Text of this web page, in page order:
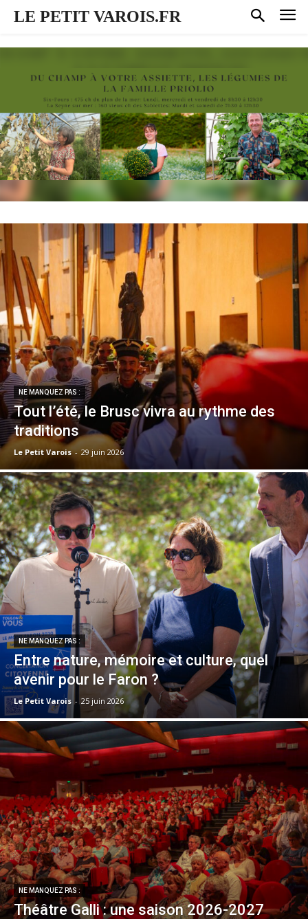
LE PETIT VAROIS.FR
NE MANQUEZ PAS :
Tout l’été, le Brusc vivra au rythme des
traditions
Le Petit Varois - 29 juin 2026
NE MANQUEZ PAS :
Entre nature, mémoire et culture, quel
avenir pour le Faron ?
Le Petit Varois - 25 juin 2026
NE MANQUEZ PAS :
Théâtre Galli : une saison 2026-2027